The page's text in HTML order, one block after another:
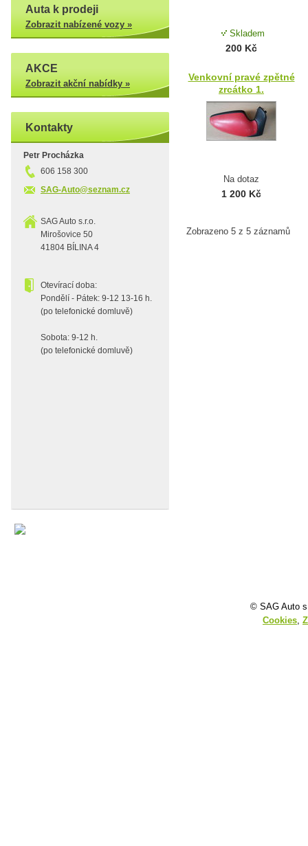
Auta k prodeji
Zobrazit nabízené vozy »
AKCE
Zobrazit akční nabídky »
Kontakty
Petr Procházka
606 158 300
SAG-Auto@seznam.cz
SAG Auto s.r.o.
Mirošovice 50
41804 BÍLINA 4
Otevírací doba:
Pondělí - Pátek: 9-12 13-16 h.
(po telefonické domluvě)
Sobota: 9-12 h.
(po telefonické domluvě)
Skladem
200 Kč
Venkovní pravé zpětné
zrcátko 1.
Na dotaz
1 200 Kč
Zobrazeno 5 z 5 záznamů
© SAG Auto
Cookies,